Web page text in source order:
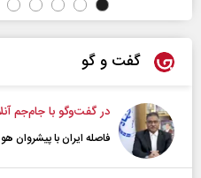
گفت و گو
در گفت‌و‌گو با جام‌جم
فاصله ایران با